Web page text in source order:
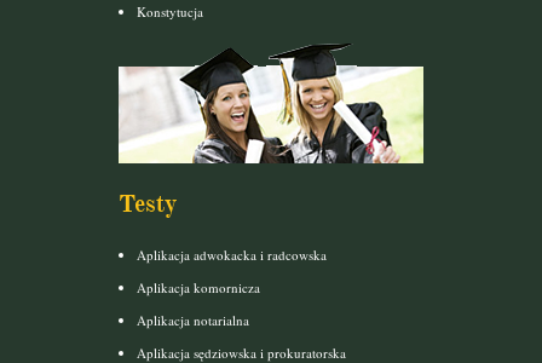
Konstytucja
Testy
Aplikacja adwokacka i radcowska
Aplikacja komornicza
Aplikacja notarialna
Aplikacja sędziowska i prokuratorska